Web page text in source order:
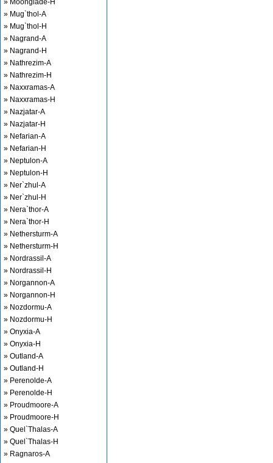
» Moonglade-H
» Mug`thol-A
» Mug`thol-H
» Nagrand-A
» Nagrand-H
» Nathrezim-A
» Nathrezim-H
» Naxxramas-A
» Naxxramas-H
» Nazjatar-A
» Nazjatar-H
» Nefarian-A
» Nefarian-H
» Neptulon-A
» Neptulon-H
» Ner`zhul-A
» Ner`zhul-H
» Nera`thor-A
» Nera`thor-H
» Nethersturm-A
» Nethersturm-H
» Nordrassil-A
» Nordrassil-H
» Norgannon-A
» Norgannon-H
» Nozdormu-A
» Nozdormu-H
» Onyxia-A
» Onyxia-H
» Outland-A
» Outland-H
» Perenolde-A
» Perenolde-H
» Proudmoore-A
» Proudmoore-H
» Quel`Thalas-A
» Quel`Thalas-H
» Ragnaros-A